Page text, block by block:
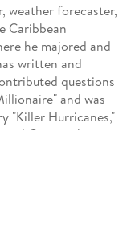
weather forecaster,
Caribbean
he majored and
written and
questions
and was
"Killer Hurricanes,"
Geographic.